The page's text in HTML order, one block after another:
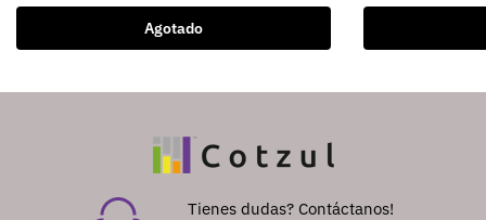
Agotado
Tienes dudas? Contáctanos!